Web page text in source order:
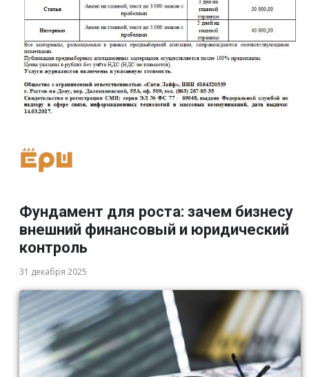
Фундамент для роста: зачем бизнесу
внешний финансовый и юридический
контроль
31 декабря 2025